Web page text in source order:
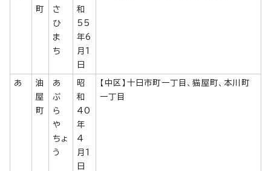
町
さ
ひ
ま
ち
和
55
年6
月1
日
あ
油
屋
町
あ
ぶ
ら
や
ちょ
う
昭
和
40
年
4
月1
日
【中区】十日市町一丁目、猫屋町、本川町
一丁目